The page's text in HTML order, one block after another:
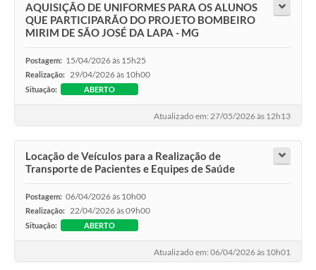
AQUISIÇÃO DE UNIFORMES PARA OS ALUNOS
QUE PARTICIPARÃO DO PROJETO BOMBEIRO
MIRIM DE SÃO JOSÉ DA LAPA - MG
Postagem: 15/04/2026 às 15h25
Realização: 29/04/2026 às 10h00
Situação: ABERTO
Atualizado em: 27/05/2026 às 12h13
Locação de Veículos para a Realização de
Transporte de Pacientes e Equipes de Saúde
Postagem: 06/04/2026 às 10h00
Realização: 22/04/2026 às 09h00
Situação: ABERTO
Atualizado em: 06/04/2026 às 10h01